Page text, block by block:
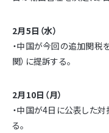
2月5日（水）
・中国が今回の追加関税
関）に提訴する。
2月10日（月）
・中国が4日に公表した
る。